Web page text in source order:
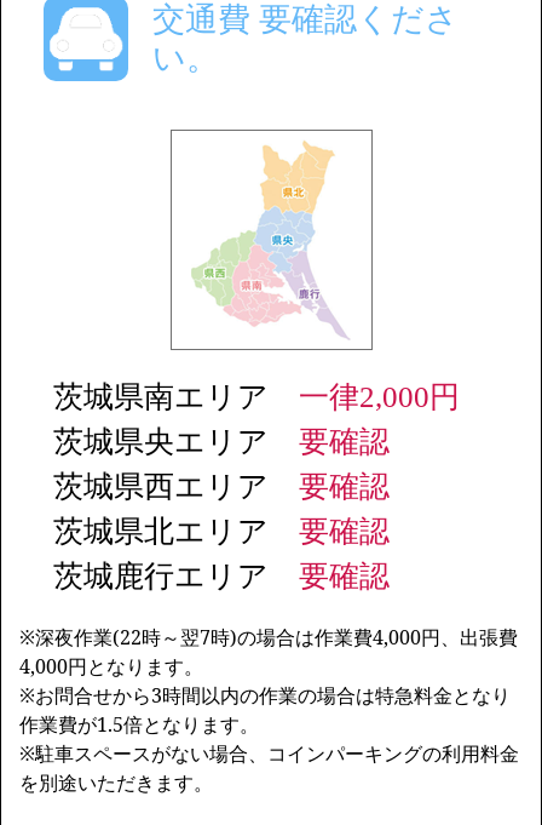
交通費 要確認くださ
い。
茨城県南エリア 一律2,000円
茨城県央エリア 要確認
茨城県西エリア 要確認
茨城県北エリア 要確認
茨城鹿行エリア 要確認
※深夜作業(22時～翌7時)の場合は作業費4,000円、出張費
4,000円となります。
※お問合せから3時間以内の作業の場合は特急料金となり
作業費が1.5倍となります。
※駐車スペースがない場合、コインパーキングの利用料金
を別途いただきます。